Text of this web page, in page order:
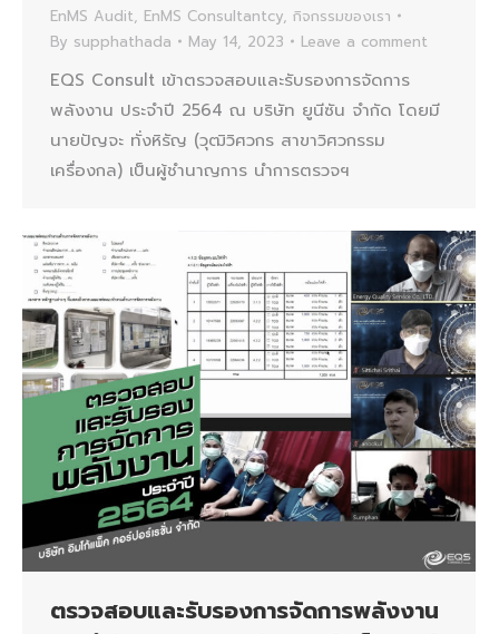
EnMS Audit, EnMS Consultantcy, กิจกรรมของเรา
By supphathada May 14, 2023 Leave a comment
EQS Consult เข้าตรวจสอบและรับรองการจัดการ
พลังงาน ประจำปี 2564 ณ บริษัท ยูนีซัน จำกัด โดยมี
นายปัญจะ ทั่งหิรัญ (วุฒิวิศวกร สาขาวิศวกรรม
เครื่องกล) เป็นผู้ชำนาญการ นำการตรวจฯ
ตรวจสอบและรับรองการจัดการพลังงาน